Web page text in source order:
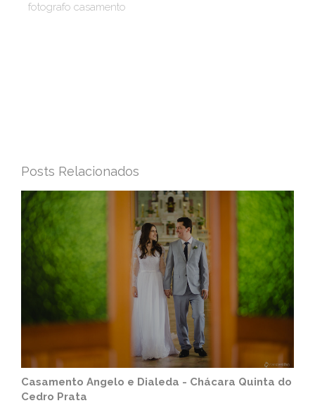
fotografo casamento
Posts Relacionados
Casamento Angelo e Dialeda - Chácara Quinta do
Cedro Prata